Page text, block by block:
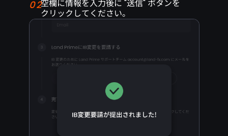
02空欄に情報を入力後に "送信" ボタンを
クリックしてください。